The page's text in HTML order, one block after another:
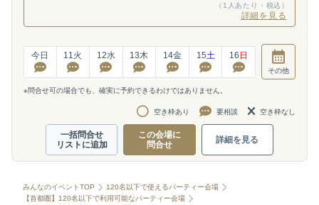
（1人あたり・税込）
詳細を見る
今日 11 火 12水 13木 14金 15土 16 日
その他
※問合せ可の場合でも、確実に予約できるわけではありません。
空き枠あり 要相談 空き枠なし
一括問合せ
リストに追加
この会場に
問合せ
詳細を見る
みんなのイベントTOP
120名以下で使えるパーティー会場
【首都圏】120名以下で利用可能なパーティー会場